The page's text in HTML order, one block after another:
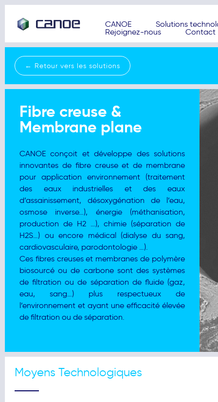
CANOE
Solutions
Rejoignez-nous
Contact
← Retour vers les solutions
Fibre creuse &
Membrane plane
CANOE conçoit et développe des solutions
innovantes de fibre creuse et de membrane
pour application environnement (traitement
des eaux industrielles et des eaux
d’assainissement, désoxygénation de l’eau,
osmose inverse…), énergie (méthanisation,
production de H2 …), chimie (séparation de
H2S…) ou encore médical (dialyse du sang,
cardiovasculaire, parodontologie …).
Ces fibres creuses et membranes de polymère
biosourcé ou de carbone sont des systèmes
de filtration ou de séparation de fluide (gaz,
eau, sang…) plus respectueux de
l’environnement et ayant une efficacité élevée
de filtration ou de séparation.
Moyens Technologiques